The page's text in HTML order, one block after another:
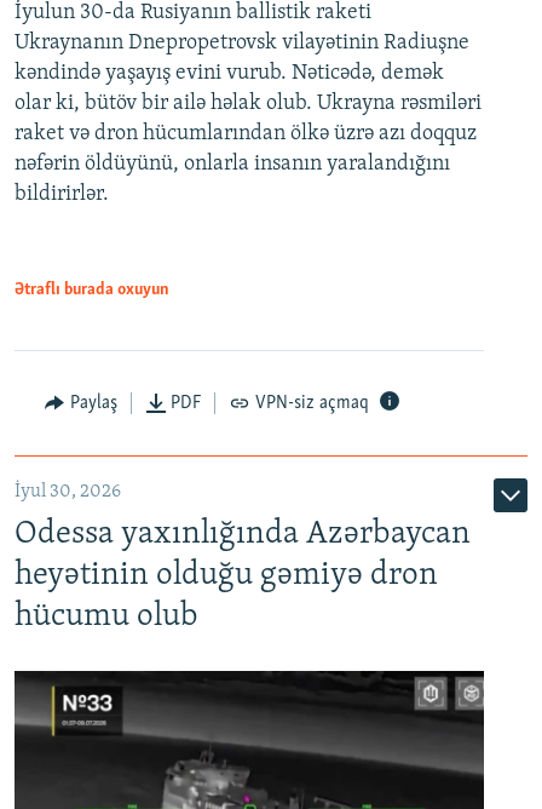
İyulun 30-da Rusiyanın ballistik raketi
Ukraynanın Dnepropetrovsk vilayətinin Radiuşne
kəndində yaşayış evini vurub. Nəticədə, demək
olar ki, bütöv bir ailə həlak olub. Ukrayna rəsmiləri
raket və dron hücumlarından ölkə üzrə azı doqquz
nəfərin öldüyünü, onlarla insanın yaralandığını
bildirirlər.
Ətraflı burada oxuyun
Paylaş PDF VPN-siz açmaq
İyul 30, 2026
Odessa yaxınlığında Azərbaycan
heyətinin olduğu gəmiyə dron
hücumu olub